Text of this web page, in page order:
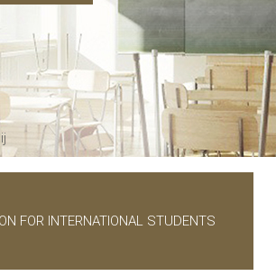
FOR INTERNATIONAL STUDENTS